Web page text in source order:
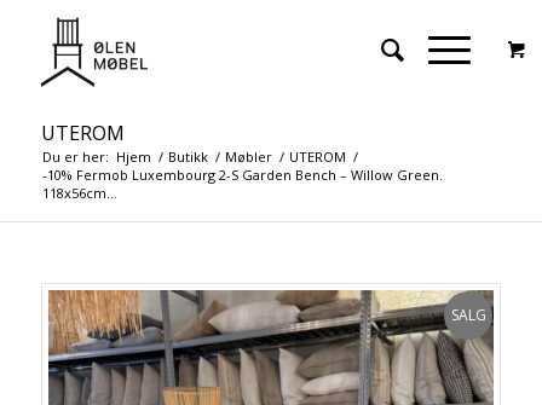
UTEROM
Du er her: Hjem / Butikk / Møbler / UTEROM /
-10% Fermob Luxembourg 2-S Garden Bench – Willow Green.
118x56cm...
SALG